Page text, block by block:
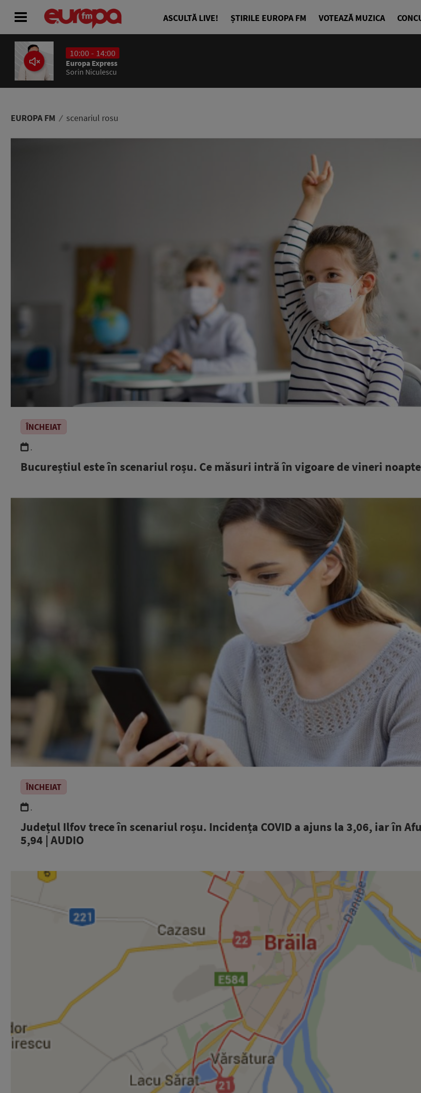
ASCULTĂ LIVE! ȘTIRILE EUROPA FM VOTEAZĂ MUZICA
10:00 - 14:00
Europa Express
Sorin Niculescu
EUROPA FM scenariul rosu
ÎNCHEIAT
.
Bucureștiul este în scenariul roșu. Ce măsuri intră în vigoare de vineri
ÎNCHEIAT
.
Județul Ilfov trece în scenariul roșu. Incidența COVID a ajuns la 3,06, iar în
5,94 | AUDIO
ACASĂ
ȘTIRI